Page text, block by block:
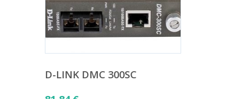
D-LINK DMC 300SC